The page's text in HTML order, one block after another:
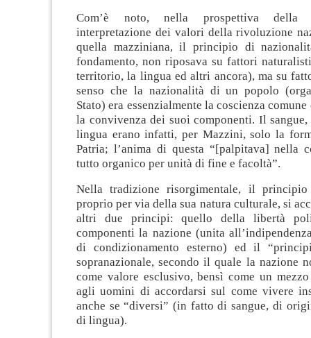
Com’è noto, nella prospettiva della
interpretazione dei valori della rivoluzione
quella mazziniana, il principio di
fondamento, non riposava su fattori
territorio, la lingua ed altri ancora), ma su
senso che la nazionalità di un popolo
Stato) era essenzialmente la coscienza
la convivenza dei suoi componenti. Il
lingua erano infatti, per Mazzini, solo la
Patria; l’anima di questa “[palpitava] nella
tutto organico per unità di fine e facoltà”.
Nella tradizione risorgimentale, il
proprio per via della sua natura culturale, si
altri due principi: quello della libertà
componenti la nazione (unita
di condizionamento esterno) ed il
sopranazionale, secondo il quale la nazione
come valore esclusivo, bensì come un
agli uomini di accordarsi sul come vivere
anche se “diversi” (in fatto di sangue, di
di lingua).